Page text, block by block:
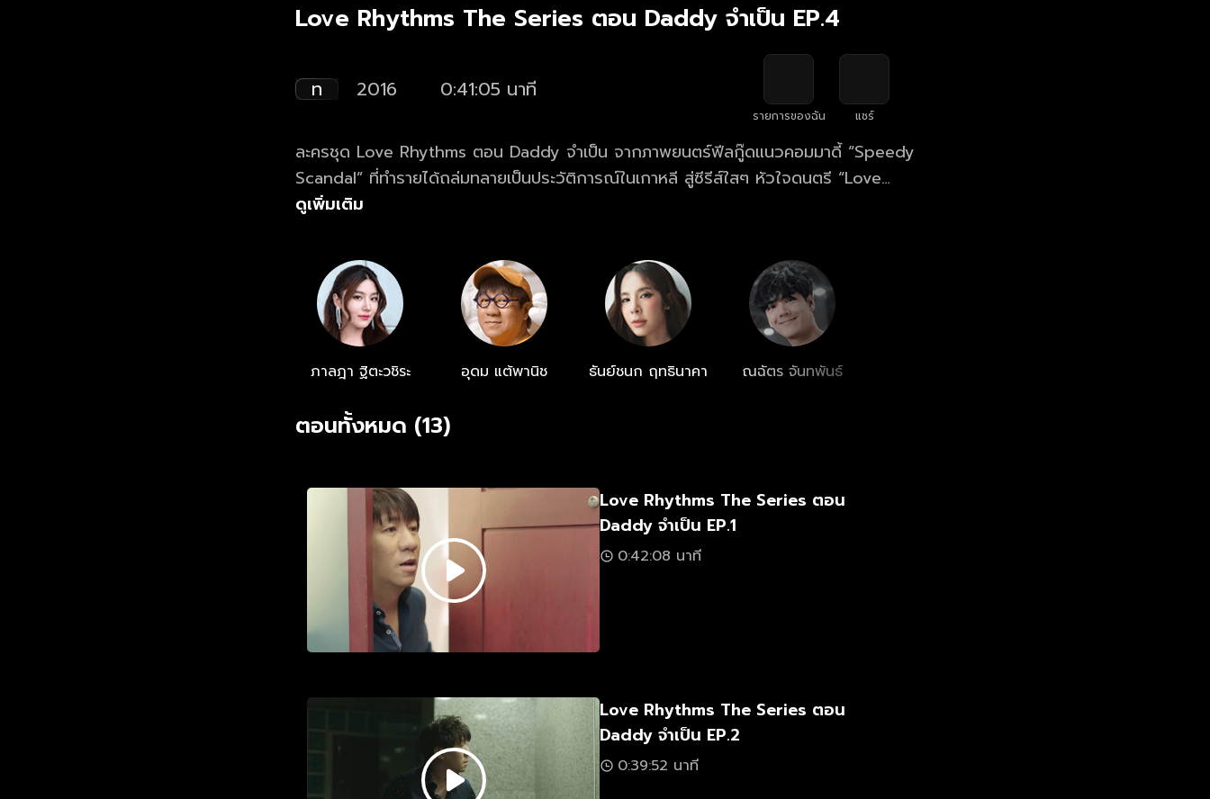
Love Rhythms The Series ตอน Daddy จำเป็น EP.4
ท 2016 0:41:05 นาที
รายการของฉัน แชร์
ละครชุด Love Rhythms ตอน Daddy จำเป็น จากภาพยนตร์ฟีลกู๊ดแนวคอมมาดี้ “Speedy
Scandal” ที่ทำรายได้ถล่มทลายเป็นประวัติการณ์ในเกาหลี สู่ซีรีส์ใสๆ หัวใจดนตรี “Love
Rhythms” ตอน “Daddy จำเป็น” ตามติดชีวิต เคน (โน้ต - อุดม แต้พานิช) ดีเจซุปตาร์รุ่น
จะลั้ลลาแค่ไหน เคนก็ครองตัวเป็นดาราที่ดี ไม่เคยมีข่าวฉาว จนเป็นที่หมั่นไส้ของนักข่าวบันเทิง
ที่มีอิทธิพลที่สุดในวงการ ซัมกุง (ดีเจเอกกี้ - เอกชัย เอื้อสังคมเศรษฐ์) นักข่าวจอมแฉ ผู้ซึ่ง
ปฏิญาณตนว่าจะหาเรื่องฉาวของเคนมาแฉให้ได้ กระทั่งวันนึงก็มี ซิงเกิ้ลมัม คุณแม่ ม.สาม
กระต่าย (สไมล์ - ภาลฎาฐิตะวชิระ) ที่กำลังตามหาพ่อ เข้ามาในชีวิตของเคน พร้อม “ความ
ลับ” ที่จะสั่นคลอนชื่อเสียงของเคนไปตลอดกาล “ความลับ” นั้นจะเป็นอะไร แล้วเรื่องนี้จะถึง
ซังกุงจอมแฉหรือไม่ ติดตามกันได้ใน แด๊ดดี้จำเป็น
ดูเพิ่มเติม
ภาลฎา ฐิตะวชิระ อุดม แต้พานิช ธันย์ชนก ฤทธินาคา ณฉัตร จันทพันธ์
ตอนทั้งหมด (13)
Love Rhythms The Series ตอน
Daddy จำเป็น EP.1
0:42:08 นาที
Love Rhythms The Series ตอน
Daddy จำเป็น EP.2
0:39:52 นาที